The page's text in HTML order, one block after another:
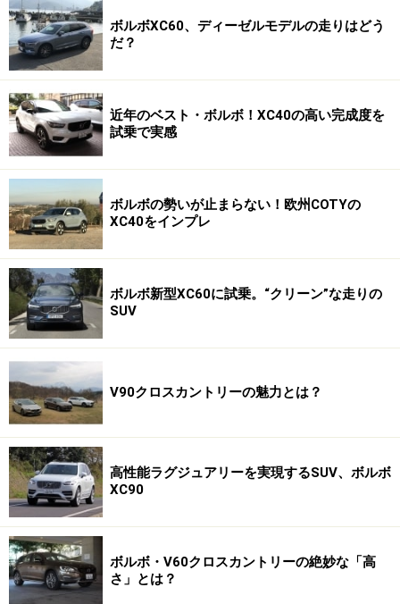
ボルボXC60、ディーゼルモデルの走りはどう
だ？
近年のベスト・ボルボ！XC40の高い完成度を
試乗で実感
ボルボの勢いが止まらない！欧州COTYの
XC40をインプレ
ボルボ新型XC60に試乗。“クリーン”な走りの
SUV
V90クロスカントリーの魅力とは？
高性能ラグジュアリーを実現するSUV、ボルボ
XC90
ボルボ・V60クロスカントリーの絶妙な「高
さ」とは？